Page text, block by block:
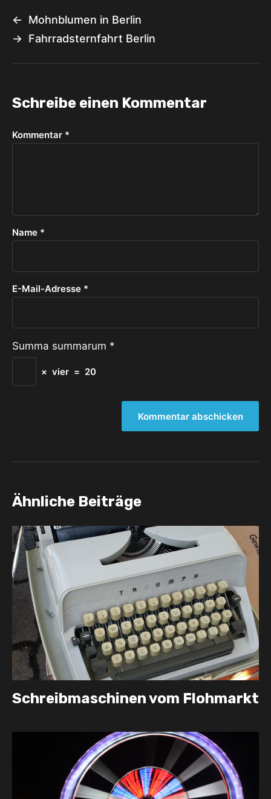
←
Mohnblumen in Berlin
→ Fahrradsternfahrt Berlin
Schreibe einen Kommentar
Kommentar *
Name *
E-Mail-Adresse *
Summa summarum *
× vier = 20
Ähnliche Beiträge
Schreibmaschinen vom Flohmarkt